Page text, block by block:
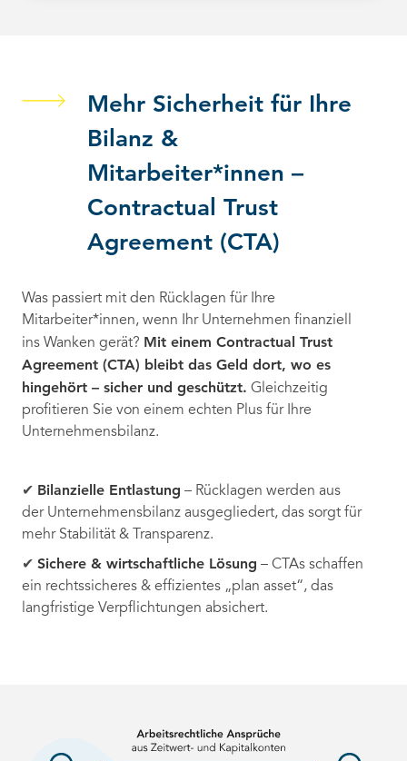
Mehr Sicherheit für Ihre
Bilanz &
Mitarbeiter*innen –
Contractual Trust
Agreement (CTA)
Was passiert mit den Rücklagen für Ihre
Mitarbeiter*innen, wenn Ihr Unternehmen finanziell
ins Wanken gerät? Mit einem Contractual Trust
Agreement (CTA) bleibt das Geld dort, wo es
hingehört – sicher und geschützt. Gleichzeitig
profitieren Sie von einem echten Plus für Ihre
Unternehmensbilanz.
✔ Bilanzielle Entlastung – Rücklagen werden aus
der Unternehmensbilanz ausgegliedert, das sorgt für
mehr Stabilität & Transparenz.
✔ Sichere & wirtschaftliche Lösung – CTAs schaffen
ein rechtssicheres & effizientes „plan asset“, das
langfristige Verpflichtungen absichert.